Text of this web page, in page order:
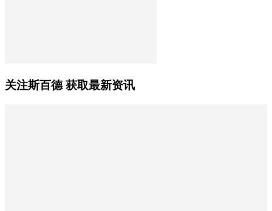
关注斯百德 获取最新资讯